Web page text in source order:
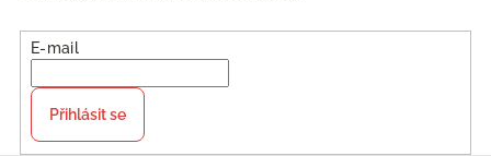
E-mail
Přihlásit se